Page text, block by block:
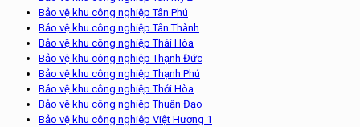
Bảo vệ khu công nghiệp Tân Phú
Bảo vệ khu công nghiệp Tân Thành
Bảo vệ khu công nghiệp Thái Hòa
Bảo vệ khu công nghiệp Thạnh Đức
Bảo vệ khu công nghiệp Thạnh Phú
Bảo vệ khu công nghiệp Thới Hòa
Bảo vệ khu công nghiệp Thuận Đạo
Bảo vệ khu công nghiêp Việt Hương 1